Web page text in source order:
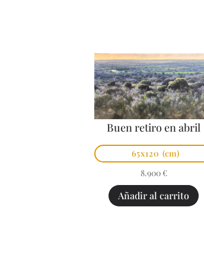
Buen retiro en abril
65x120 (cm)
8.900 €
Añadir al carrito